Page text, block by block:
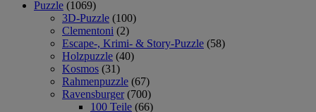
Puzzle (1069)
3D-Puzzle (100)
Clementoni (2)
Escape-, Krimi- & Story-Puzzle (58)
Holzpuzzle (40)
Kosmos (31)
Rahmenpuzzle (67)
Ravensburger (700)
100 Teile (66)